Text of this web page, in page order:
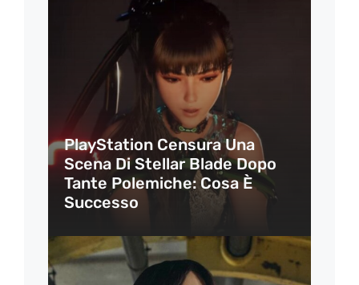
PlayStation Censura Una
Scena Di Stellar Blade Dopo
Tante Polemiche: Cosa È
Successo